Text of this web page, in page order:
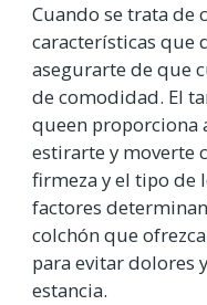
Cuando se trata de
características que
asegurarte de que
de comodidad. El
queen proporciona
estirarte y moverte
firmeza y el tipo de
factores
colchón que
para evitar dolores
estancia.